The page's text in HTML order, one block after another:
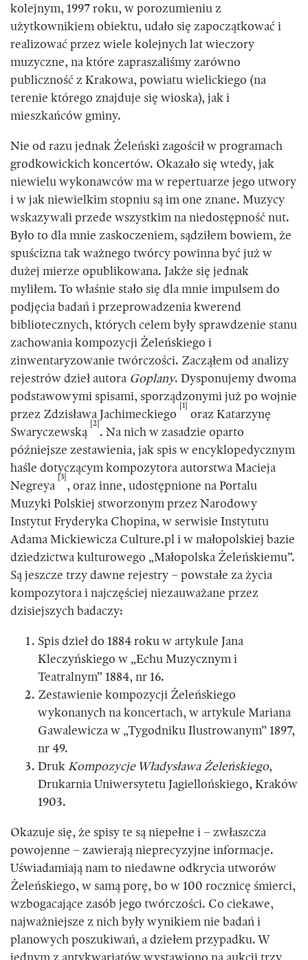
kolejnym, 1997 roku, w porozumieniu z
użytkownikiem obiektu, udało się zapoczątkować i
realizować przez wiele kolejnych lat wieczory
muzyczne, na które zapraszaliśmy zarówno
publiczność z Krakowa, powiatu wielickiego (na
terenie którego znajduje się wioska), jak i
mieszkańców gminy.
Nie od razu jednak Żeleński zagościł w programach
grodkowickich koncertów. Okazało się wtedy, jak
niewielu wykonawców ma w repertuarze jego utwory
i w jak niewielkim stopniu są im one znane. Muzycy
wskazywali przede wszystkim na niedostępność nut.
Było to dla mnie zaskoczeniem, sądziłem bowiem, że
spuścizna tak ważnego twórcy powinna być już w
dużej mierze opublikowana. Jakże się jednak
myliłem. To właśnie stało się dla mnie impulsem do
podjęcia badań i przeprowadzenia kwerend
bibliotecznych, których celem były sprawdzenie stanu
zachowania kompozycji Żeleńskiego i
zinwentaryzowanie twórczości. Zacząłem od analizy
rejestrów dzieł autora Goplany. Dysponujemy dwoma
podstawowymi spisami, sporządzonymi już po wojnie
przez Zdzisława Jachimeckiego
[1]
oraz Katarzynę
Swaryczewską
[2]
. Na nich w zasadzie oparto
późniejsze zestawienia, jak spis w encyklopedycznym
haśle dotyczącym kompozytora autorstwa Macieja
Negreya
[3]
, oraz inne, udostępnione na Portalu
Muzyki Polskiej stworzonym przez Narodowy
Instytut Fryderyka Chopina, w serwisie Instytutu
Adama Mickiewicza Culture.pl i w małopolskiej bazie
dziedzictwa kulturowego „Małopolska Żeleńskiemu”.
Są jeszcze trzy dawne rejestry – powstałe za życia
kompozytora i najczęściej niezauważane przez
dzisiejszych badaczy:
Spis dzieł do 1884 roku w artykule Jana
Kleczyńskiego w „Echu Muzycznym i
Teatralnym” 1884, nr 16.
Zestawienie kompozycji Żeleńskiego
wykonanych na koncertach, w artykule Mariana
Gawalewicza w „Tygodniku Ilustrowanym” 1897,
nr 49.
Druk Kompozycje Władysława Żeleńskiego,
Drukarnia Uniwersytetu Jagiellońskiego, Kraków
1903.
Okazuje się, że spisy te są niepełne i – zwłaszcza
powojenne – zawierają nieprecyzyjne informacje.
Uświadamiają nam to niedawne odkrycia utworów
Żeleńskiego, w samą porę, bo w 100 rocznicę śmierci,
wzbogacające zasób jego twórczości. Co ciekawe,
najważniejsze z nich były wynikiem nie badań i
planowych poszukiwań, a dziełem przypadku. W